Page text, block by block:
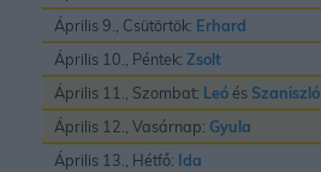
Április 9., Csütörtök: Erhard
Április 10., Péntek: Zsolt
Április 11., Szombat: Leó és Szaniszló
Április 12., Vasárnap: Gyula
Április 13., Hétfő: Ida